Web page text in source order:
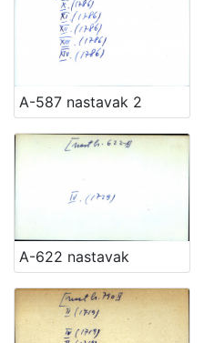
A-587 nastavak 2
A-622 nastavak